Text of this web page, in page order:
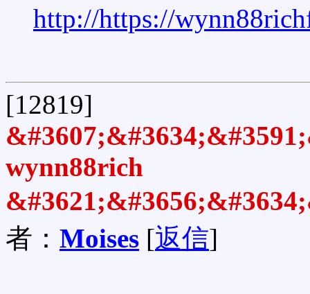
http://https://
[12819]
wynn88rich
者： Moises [返信]